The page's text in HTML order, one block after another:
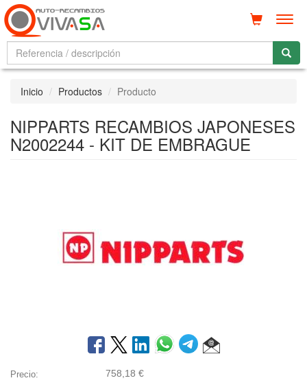
Inicio Productos Producto
NIPPARTS RECAMBIOS JAPONESES
N2002244 - KIT DE EMBRAGUE
Precio: 758,18 €